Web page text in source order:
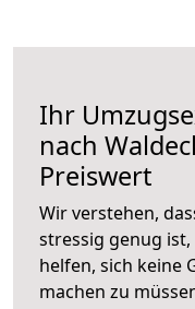
Ihr
nach
Preiswert
Wir verstehen,
stressig genug
helfen, sich keine
machen zu